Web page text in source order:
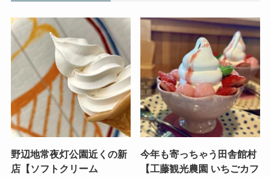
野辺地常夜灯公園近くの新
店【ソフトクリーム
今年も寄っちゃう田舎館村
【工藤観光農園 いちごカフ